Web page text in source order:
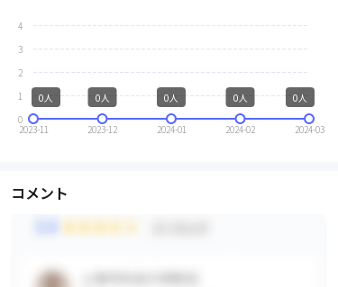
0
1
2
3
4
2023-11 2023-12 2024-01 2024-02 2024-03
0人 0人 0人 0人 0人
コメント